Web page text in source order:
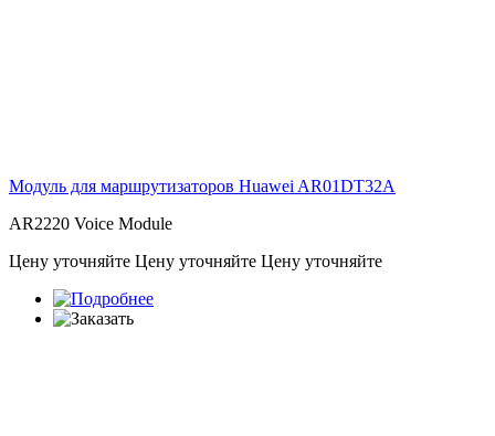
Модуль для маршрутизаторов Huawei AR01DT32A
AR2220 Voice Module
Цену уточняйте Цену уточняйте Цену уточняйте